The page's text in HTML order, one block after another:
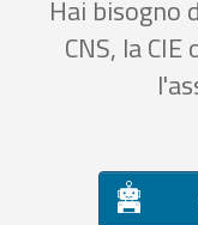
Hai bisogno
CNS, la